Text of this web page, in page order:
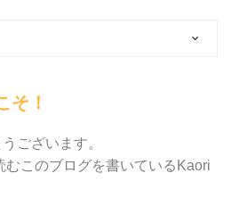
そ！
ございます。
むこのブログを書いているKaori